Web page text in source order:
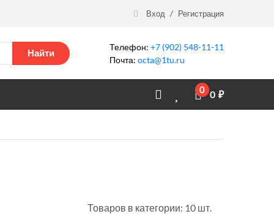
Вход / Регистрация
Найти
Телефон: +7 (902) 548-11-11
Почта: octa@1tu.ru
0 0 ₽
Товаров в категории: 10 шт.